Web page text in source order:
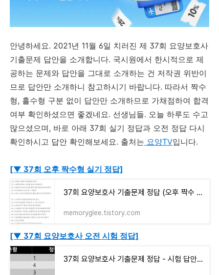
안녕하세요. 2021년 11월 6일 치러진 제 37회 요양보호사
기출문제 답안을 소개합니다. 국시원에서 한시적으로 제
공하는 문제와 답안을 그대로 소개하는 건 저작권 위반이
므로 답안만 소개하니 참고하시기 바랍니다. 따라서 짝수
형, 홀수형 구분 없이 답안만 소개하므로 가채점하여 합격
여부 확인하셨으면 좋겠네요. 선생님들. 오늘 하루도 수고
많으셨으며, 바로 아래 37회 실기 정답과 오전 정답 다시
확인하시고 답안 확인해보세요. 출처는 요양TV입니다.
[▼ 37회 오후 짝수형 실기 정답]
37회 요양보호사 기출문제 정답 (오후 짝수 실기) 시험 답안 pdf
memoryglee.tistory.com
[▼ 37회 요양보호사 오전 시험 정답]
37회 요양보호사 기출문제 정답 - 시험 답안 pdf (오전 홀수 필기 + 실기)